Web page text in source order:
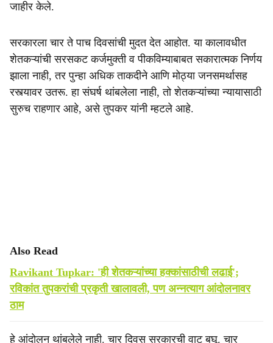
जाहीर केले.
सरकारला चार ते पाच दिवसांची मुदत देत आहोत. या कालावधीत
शेतकऱ्यांची सरसकट कर्जमुक्ती व पीकविम्याबाबत सकारात्मक निर्णय
झाला नाही, तर पुन्हा अधिक ताकदीने आणि मोठ्या जनसमर्थासह
रस्त्यावर उतरू. हा संघर्ष थांबलेला नाही, तो शेतकऱ्यांच्या न्यायासाठी
सुरुच राहणार आहे, असे तुपकर यांनी म्हटले आहे.
Also Read
Ravikant Tupkar: 'ही शेतकऱ्यांच्या हक्कांसाठीची लढाई';
रविकांत तुपकरांची प्रकृती खालावली, पण अन्नत्याग आंदोलनावर
ठाम
हे आंदोलन थांबलेले नाही. चार दिवस सरकारची वाट बघू. चार